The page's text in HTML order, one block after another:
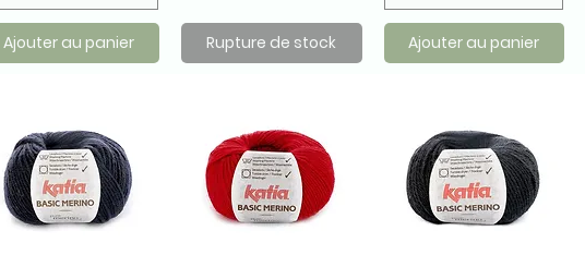
Ajouter au panier Rupture de stock Ajouter au panier